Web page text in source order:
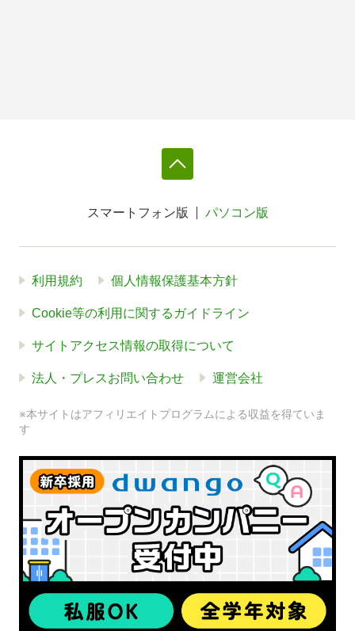
スマートフォン版 パソコン版
利用規約 個人情報保護基本方針
Cookie等の利用に関するガイドライン
サイトアクセス情報の取得について
法人・プレスお問い合わせ 運営会社
※本サイトはアフィリエイトプログラムによる収益を得ていま
す